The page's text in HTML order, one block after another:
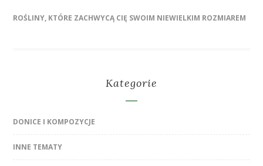
ROŚLINY, KTÓRE ZACHWYCĄ CIĘ SWOIM NIEWIELKIM ROZMIAREM
Kategorie
DONICE I KOMPOZYCJE
INNE TEMATY